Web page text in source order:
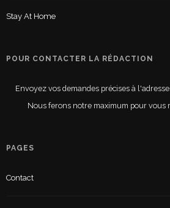
Stay At Home
POUR CONTACTER LA RÉDACTION
Envoyez vos demandes précises à
Nous ferons notre maximum pour vous
PAGES
Contact